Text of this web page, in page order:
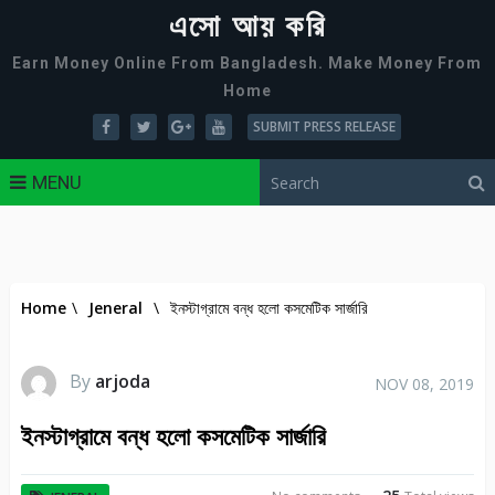
এসো আয় করি
Earn Money Online From Bangladesh. Make Money From
Home
SUBMIT PRESS RELEASE
MENU
Home \ Jeneral \ ইনস্টাগ্রামে বন্ধ হলো কসমেটিক সার্জারি
By arjoda NOV 08, 2019
ইনস্টাগ্রামে বন্ধ হলো কসমেটিক সার্জারি